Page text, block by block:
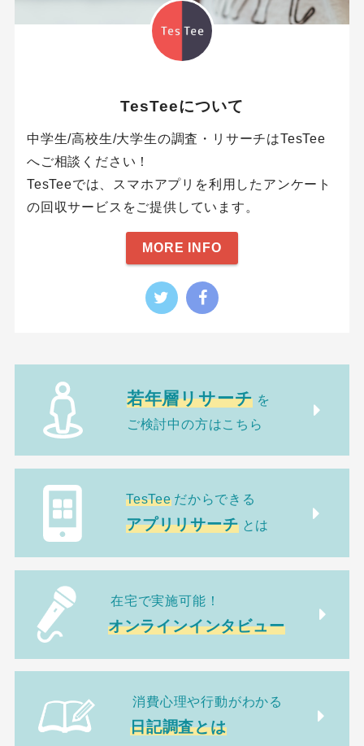
TesTeeについて
中学生/高校生/大学生の調査・リサーチはTesTee
へご相談ください！
TesTeeでは、スマホアプリを利用したアンケート
の回収サービスをご提供しています。
MORE INFO
若年層リサーチ を
ご検討中の方はこちら
TesTee だからできる
アプリリサーチ とは
在宅で実施可能！
オンラインインタビュー
消費心理や行動がわかる
日記調査とは